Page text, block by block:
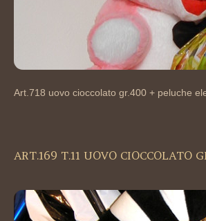
Art.718 uovo cioccolato gr.400 + peluche
ART.169 T.11 UOVO CIOCCOLATO